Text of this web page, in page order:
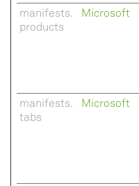
manifests.
products
Microsoft
manifests.
tabs
Microsoft